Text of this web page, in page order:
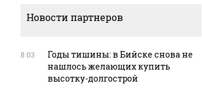
Новости партнеров
8:03
Годы тишины: в Бийске снова не
нашлось желающих купить
высотку-долгострой